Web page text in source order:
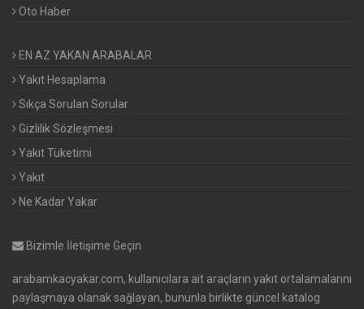
Oto Haber
EN AZ YAKAN ARABALAR
Yakıt Hesaplama
Sıkça Sorulan Sorular
Gizlilik Sözleşmesi
Yakıt Tüketimi
Yakıt
Ne Kadar Yakar
Bizimle İletişime Geçin
arabamkacyakar.com, kullanıcılara ait araçların yakıt ortalamalarını
paylaşmaya olanak sağlayan, bununla birlikte güncel katalog